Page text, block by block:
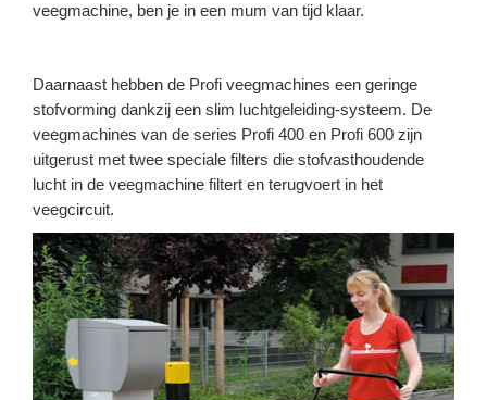
veegmachine, ben je in een mum van tijd klaar.
Daarnaast hebben de Profi veegmachines een geringe
stofvorming dankzij een slim luchtgeleiding-systeem. De
veegmachines van de series Profi 400 en Profi 600 zijn
uitgerust met twee speciale filters die stofvasthoudende
lucht in de veegmachine filtert en terugvoert in het
veegcircuit.